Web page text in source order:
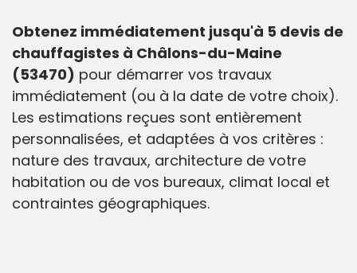
Obtenez immédiatement jusqu'à 5 devis de
chauffagistes à Châlons-du-Maine
(53470) pour démarrer vos travaux
immédiatement (ou à la date de votre choix).
Les estimations reçues sont entièrement
personnalisées, et adaptées à vos critères :
nature des travaux, architecture de votre
habitation ou de vos bureaux, climat local et
contraintes géographiques.